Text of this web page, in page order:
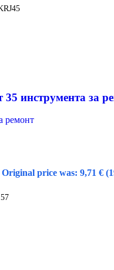
35 инструмента за
ремонт
Original price was: 9,71 €